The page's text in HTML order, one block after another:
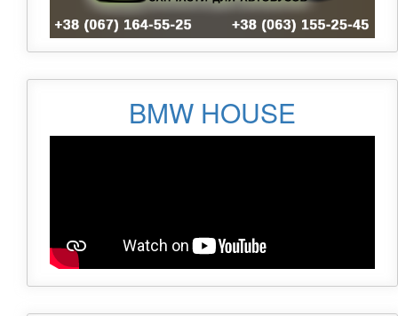
BMW HOUSE